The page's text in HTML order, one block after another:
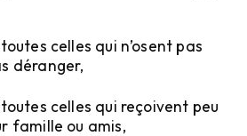
celles qui n’osent pas
déranger,
celles qui reçoivent peu
famille ou amis,